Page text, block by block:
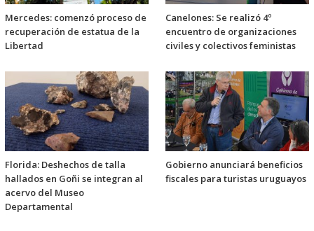
Mercedes: comenzó proceso de
recuperación de estatua de la
Libertad
Canelones: Se realizó 4º
encuentro de organizaciones
civiles y colectivos feministas
Florida: Deshechos de talla
hallados en Goñi se integran al
acervo del Museo
Departamental
Gobierno anunciará beneficios
fiscales para turistas uruguayos